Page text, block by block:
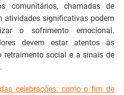
comunitários, chamadas de
atividades significativas podem
o sofrimento emocional.
devem estar atentos às
retraimento social e a sinais de
celebrações: como o fim de